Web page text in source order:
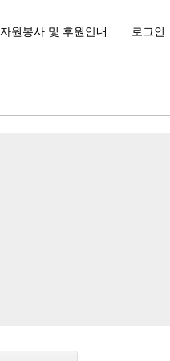
자원봉사 및 후원안내 로그인